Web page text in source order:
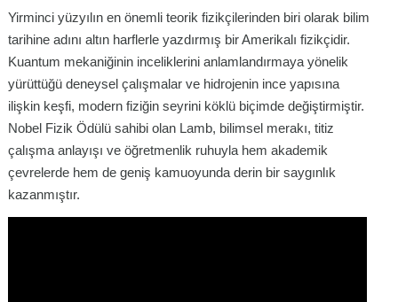
Yirminci yüzyılın en önemli teorik fizikçilerinden biri olarak bilim
tarihine adını altın harflerle yazdırmış bir Amerikalı fizikçidir.
Kuantum mekaniğinin inceliklerini anlamlandırmaya yönelik
yürüttüğü deneysel çalışmalar ve hidrojenin ince yapısına
ilişkin keşfi, modern fiziğin seyrini köklü biçimde değiştirmiştir.
Nobel Fizik Ödülü sahibi olan Lamb, bilimsel merakı, titiz
çalışma anlayışı ve öğretmenlik ruhuyla hem akademik
çevrelerde hem de geniş kamuoyunda derin bir saygınlık
kazanmıştır.